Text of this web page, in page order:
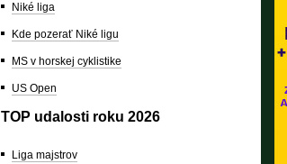
Niké liga
Kde pozerať Niké ligu
MS v horskej cyklistike
US Open
TOP udalosti roku 2026
Liga majstrov